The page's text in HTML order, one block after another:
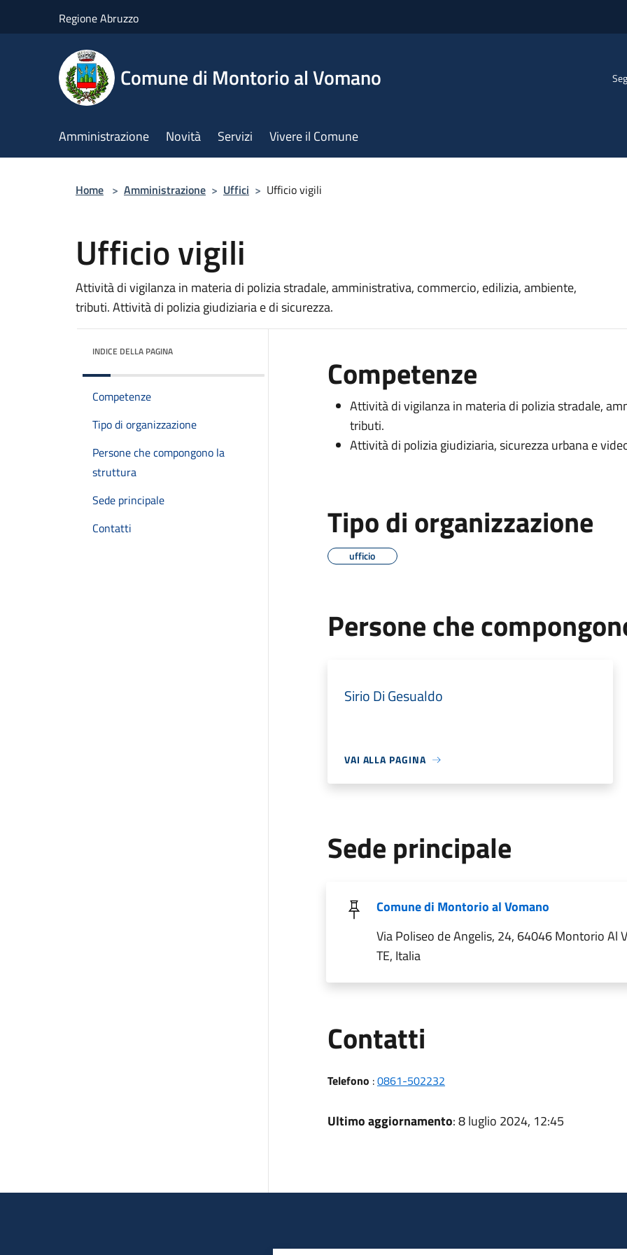
Regione Abruzzo
Comune di Montorio al Vomano
Amministrazione Novità Servizi Vivere il Comune
Home > Amministrazione > Uffici > Ufficio vigili
Ufficio vigili
Attività di vigilanza in materia di polizia stradale, amministrativa, commercio, edilizia, ambiente,
tributi. Attività di polizia giudiziaria e di sicurezza.
INDICE DELLA PAGINA
Competenze
Tipo di organizzazione
Persone che compongono la
struttura
Sede principale
Contatti
Competenze
Attività di vigilanza in materia di polizia stradale,
tributi.
Attività di polizia giudiziaria, sicurezza urbana e
Tipo di organizzazione
ufficio
Persone che
Sirio Di Gesualdo
VAI ALLA PAGINA
Sede principale
Comune di Montorio al Vomano
Via Poliseo de Angelis, 24, 64046 Montorio Al
TE, Italia
Contatti
Telefono :0861-502232
Ultimo aggiornamento: 8 luglio 2024, 12:45